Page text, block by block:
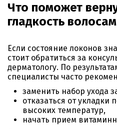
Что поможет
гладкость волосам
Если состояние локонов
стоит обратиться за
дерматологу. По
специалисты часто
заменить набор ухода
отказаться от укладки
высоких температур,
начать прием